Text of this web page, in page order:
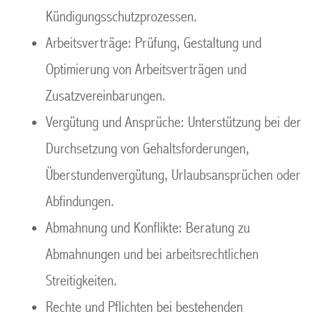
Kündigungsschutzprozessen.
Arbeitsverträge: Prüfung, Gestaltung und
Optimierung von Arbeitsverträgen und
Zusatzvereinbarungen.
Vergütung und Ansprüche: Unterstützung bei der
Durchsetzung von Gehaltsforderungen,
Überstundenvergütung, Urlaubsansprüchen oder
Abfindungen.
Abmahnung und Konflikte: Beratung zu
Abmahnungen und bei arbeitsrechtlichen
Streitigkeiten.
Rechte und Pflichten bei bestehenden